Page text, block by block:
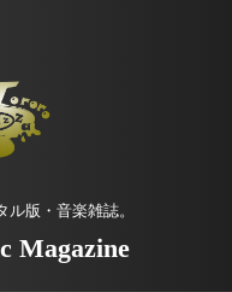
版・音楽雑誌。
Magazine